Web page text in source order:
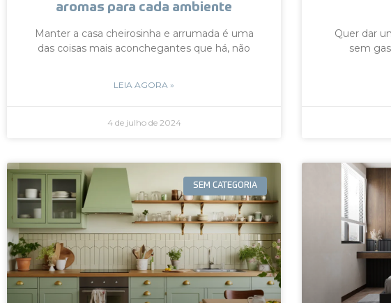
aromas para cada ambiente
Manter a casa cheirosinha e arrumada é uma
das coisas mais aconchegantes que há, não
LEIA AGORA »
4 de julho de 2024
Quer dar
sem
SEM CATEGORIA